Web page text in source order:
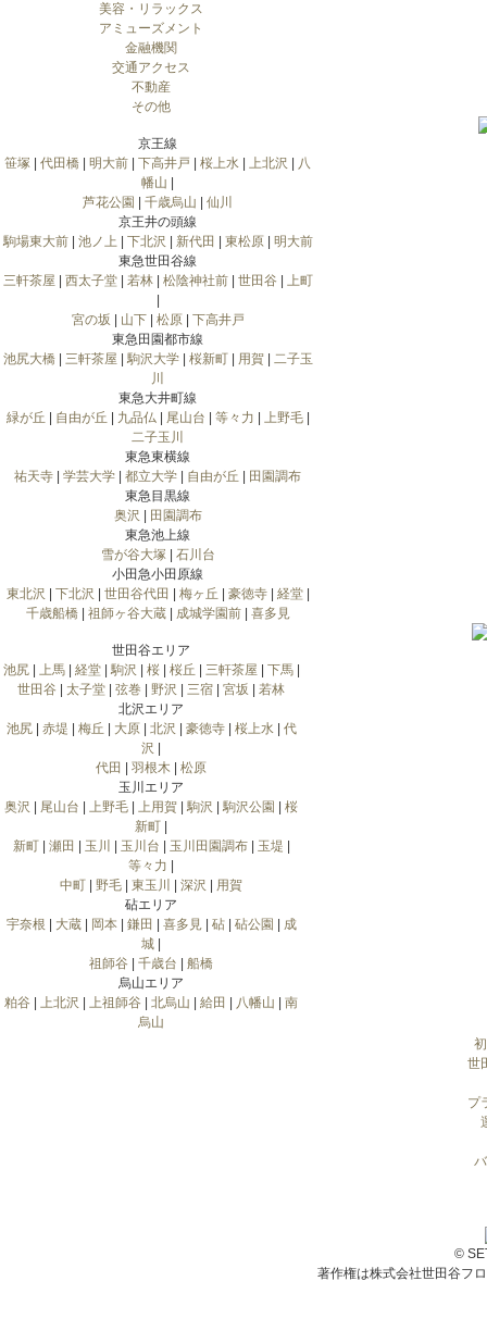
美容・リラックス
アミューズメント
金融機関
交通アクセス
不動産
その他
京王線
笹塚
代田橋 明大前 下高井戸 桜上水 上北沢
八
幡山
芦花公園
千歳烏山
仙川
京王井の頭線
駒場東大前| 池ノ上 下北沢 新代田 東松原| 明大前
東急世田谷線
三軒茶屋
西太子堂| 若林| 松陰神社前| 世田谷
上町
宮の坂
山下| 松原| 下高井戸
東急田園都市線
池尻大橋| 三軒茶屋 駒沢大学| 桜新町| 用賀| 二子玉
川
東急大井町線
緑が丘
自由が丘 九品仏| 尾山台 等々力 上野毛|
二子玉川
東急東横線
祐天寺
学芸大学 都立大学 自由が丘
田園調布
東急目黒線
奥沢
田園調布
東急池上線
雪が谷大塚| 石川台
小田急小田原線
東北沢
下北沢 世田谷代田 梅ヶ丘 豪徳寺| 経堂|
千歳船橋| 祖師ヶ谷大蔵| 成城学園前| 喜多見
世田谷エリア
池尻| 上馬| 経堂| 駒沢 桜| 桜丘 三軒茶屋 下馬|
世田谷
太子堂 弦巻 野沢 三宿 宮坂
若林
北沢エリア
池尻| 赤堤 梅丘 大原| 北沢 豪徳寺| 桜上水| 代
沢
代田
羽根木
松原
玉川エリア
奥沢
尾山台 上野毛 上用賀 駒沢 駒沢公園
桜
新町
新町| 瀬田 玉川 玉川台 玉川田園調布| 玉堤
等々力
中町
野毛 東玉川 深沢
用賀
砧エリア
宇奈根
大蔵| 岡本| 鎌田 喜多見| 砧| 砧公園
成
城
祖師谷
千歳台
船橋
烏山エリア
粕谷
上北沢 上祖師谷 北烏山 給田 八幡山
南
烏山
世
プ
©
著作権は株式会社世田谷フ